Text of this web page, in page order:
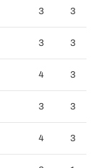
3 3
3 3
4 3
3 3
4 3